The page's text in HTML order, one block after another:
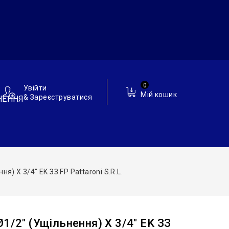
Мій кошик
0
Увійти
& Зареєструватися
Х 3/4″ EK ЗЗ FP Pattaroni S.r.l.
2″ (ущільнення) Х 3/4″ EK ЗЗ